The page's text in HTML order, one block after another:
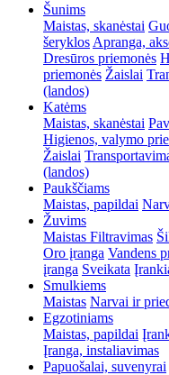
Šunims
Maistas, skanėstai
šeryklos Apranga,
Dresūros priemonės
priemonės Žaislai
(landos)
Katėms
Maistas, skanėstai
Higienos, valymo
Žaislai
(landos)
Paukščiams
Maistas, papildai
Žuvims
Maistas Filtravimas
Oro įranga Vandens
įranga Sveikata
Smulkiems
Maistas Narvai ir
Egzotiniams
Maistas, papildai
Įranga, instaliavimas
Papuošalai, suvenyrai